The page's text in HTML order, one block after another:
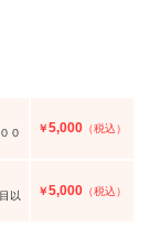
０
￥5,000 （税込）
以
￥5,000 （税込）